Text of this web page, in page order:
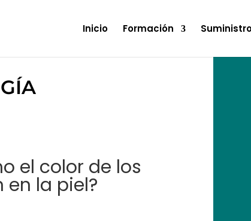
Inicio Formación
el color de los
la piel?